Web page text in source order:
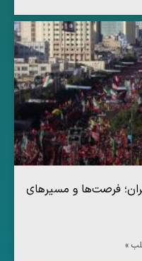
فرصت‌ها و مسیرهای
»